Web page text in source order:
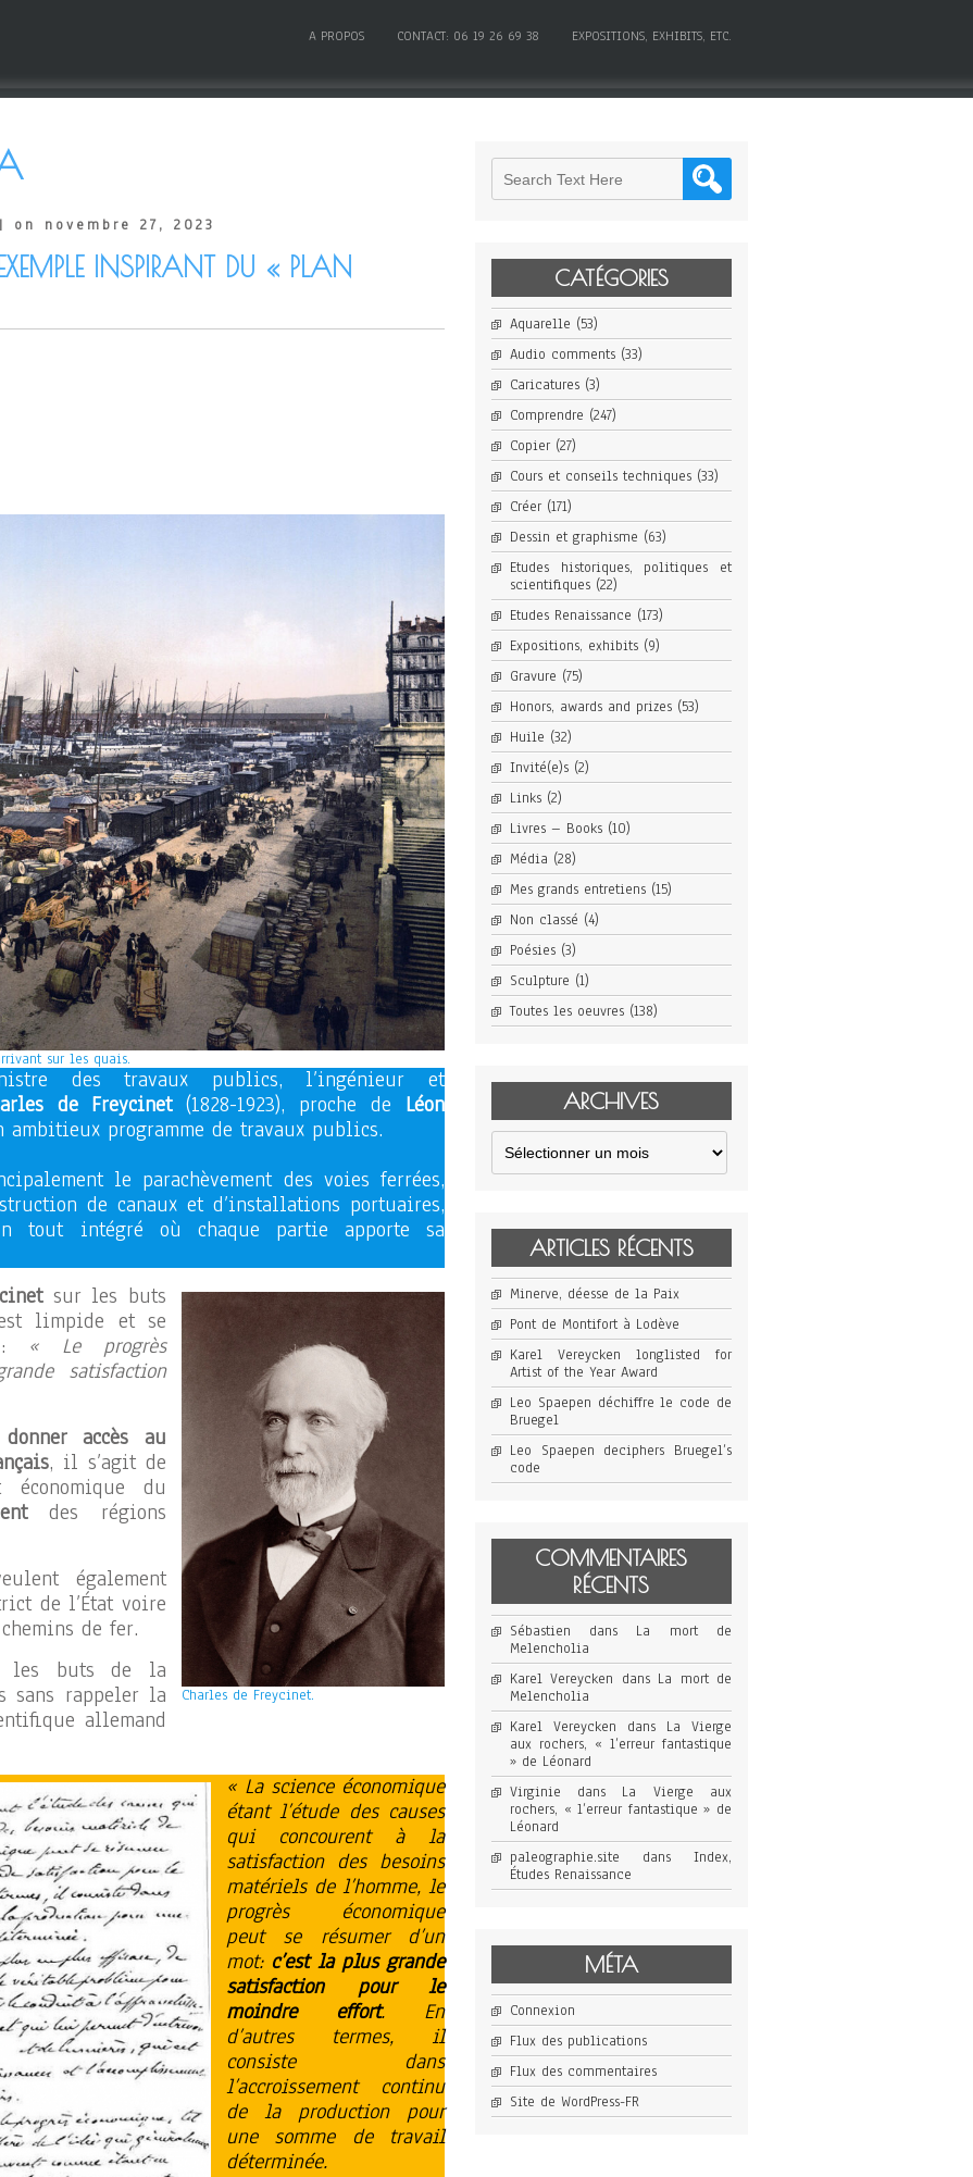
A PROPOS CONTACT: 06 19 26 69 38 EXPOSITIONS, EXHIBITS, ETC.
| on novembre 27, 2023
INSPIRANT DU « PLAN
sur les quais.
des travaux publics, l’ingénieur et
de Freycinet(1828-1923), proche de Léon
ambitieux programme de travaux publics.
le parachèvement des voies ferrées,
de canaux et d’installations portuaires,
tout intégré où chaque partie apporte sa
Charles de Freycinet.
sur les buts
limpide et se
: « Le progrès
satisfaction
donner accès au
, il s’agit de
économique du
des régions
également
de l’État voire
de fer.
les buts de la
sans rappeler la
allemand
« La science économique
étant l’étude des causes
qui concourent à la
satisfaction des besoins
matériels de l’homme, le
progrès économique
peut se résumer d’un
mot: c’est la plus grande
satisfaction pour le
moindre effort. En
d’autres termes, il
consiste dans
l’accroissement continu
de la production pour
une somme de travail
déterminée.
CATÉGORIES
Aquarelle (53)
Audio comments(33)
Caricatures(3)
Comprendre (247)
Copier(27)
Cours et conseils techniques(33)
Créer(171)
Dessin et graphisme (63)
Etudes historiques, politiques et
scientifiques(22)
Etudes Renaissance (173)
Expositions, exhibits(9)
Gravure (75)
Honors, awards and prizes(53)
Huile (32)
Invité(e)s(2)
Links(2)
Livres – Books(10)
Média (28)
Mes grands entretiens(15)
Non classé (4)
Poésies(3)
Sculpture (1)
Toutes les oeuvres(138)
ARCHIVES
Archives
ARTICLES RÉCENTS
Minerve, déesse de la Paix
Pont de Montifort à Lodève
Karel Vereycken longlisted for
Artist of the Year Award
Leo Spaepen déchiffre le code de
Bruegel
Leo Spaepen deciphers Bruegel’s
code
COMMENTAIRES
RÉCENTS
Sébastien dans La mort de
Melencholia
Karel Vereycken dans La mort de
Melencholia
Karel Vereycken dans La Vierge
aux rochers, « l’erreur fantastique
» de Léonard
Virginie dans La Vierge aux
rochers, « l’erreur fantastique » de
Léonard
paleographie.site dans Index,
Études Renaissance
MÉTA
Connexion
Flux des publications
Flux des commentaires
Site de WordPress-FR